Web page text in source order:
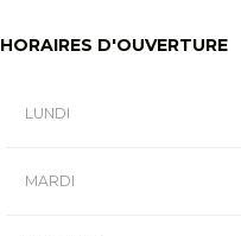
HORAIRES D'OUVERTURE
LUNDI
MARDI